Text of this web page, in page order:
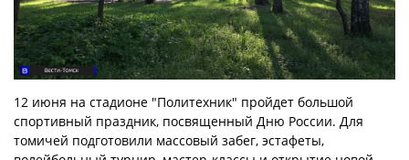
12 июня на стадионе "Политехник" пройдет большой
спортивный праздник, посвященный Дню России. Для
томичей подготовили массовый забег, эстафеты,